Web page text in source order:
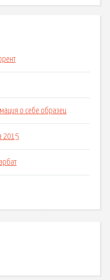
о себе образец
2015